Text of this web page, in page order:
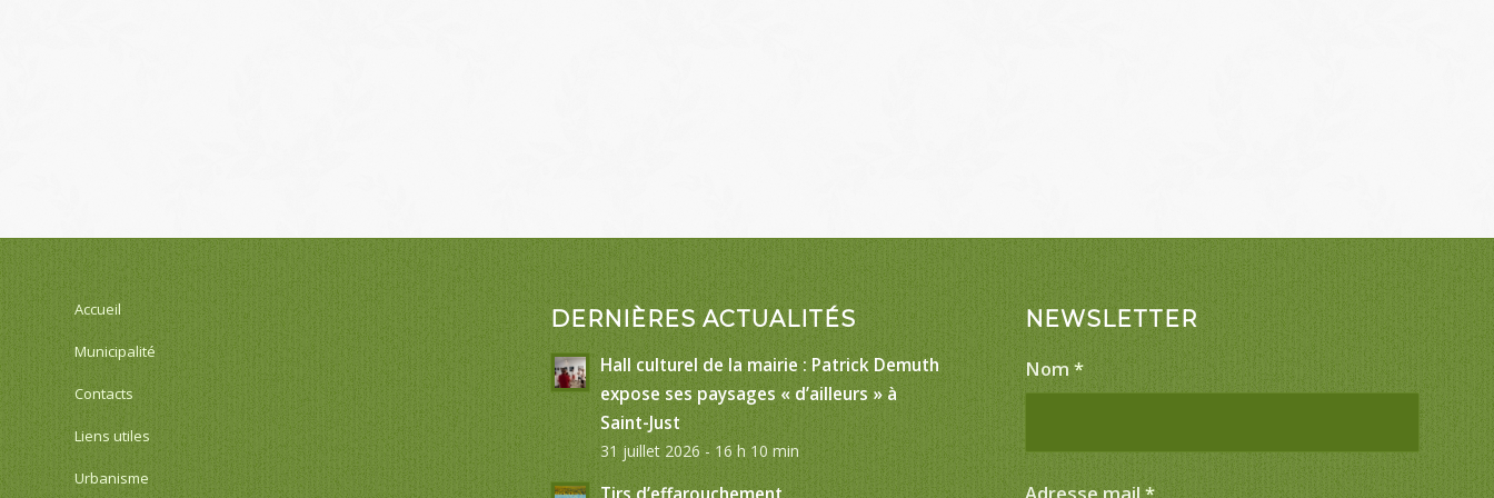
Accueil
Municipalité
Contacts
Liens utiles
Urbanisme
DERNIÈRES ACTUALITÉS
Hall culturel de la mairie : Patrick Demuth
expose ses paysages « d’ailleurs » à
Saint-Just
31 juillet 2026 - 16 h 10 min
Tirs d’effarouchement
NEWSLETTER
Nom*